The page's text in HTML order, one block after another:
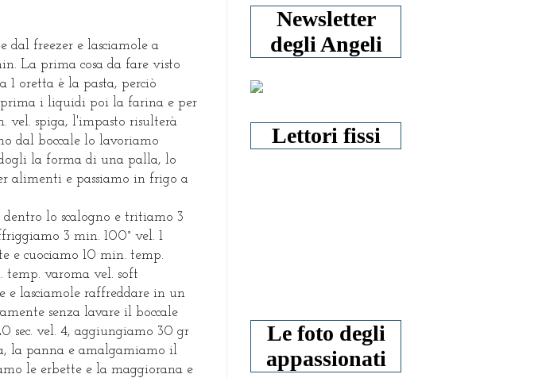
dal freezer e lasciamole a
La prima cosa da fare visto
1 oretta è la pasta, perciò
i liquidi poi la farina e per
vel. spiga, l'impasto risulterà
dal boccale lo lavoriamo
la forma di una palla, lo
alimenti e passiamo in frigo a
lo scalogno e tritiamo 3
3 min. 100° vel. 1
e cuociamo 10 min. temp.
temp. varoma vel. soft
e lasciamole raffreddare in un
senza lavare il boccale
sec. vel. 4, aggiungiamo 30 gr
la panna e amalgamiamo il
le erbette e la maggiorana e
Newsletter
degli Angeli
Lettori fissi
Le foto degli
appassionati